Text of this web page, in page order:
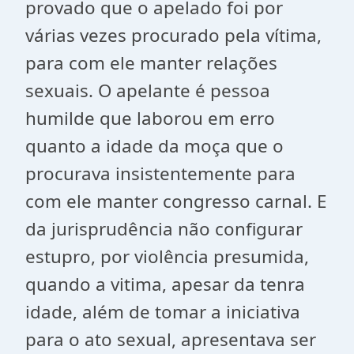
provado que o apelado foi por
várias vezes procurado pela vítima,
para com ele manter relações
sexuais. O apelante é pessoa
humilde que laborou em erro
quanto a idade da moça que o
procurava insistentemente para
com ele manter congresso carnal. E
da jurisprudência não configurar
estupro, por violência presumida,
quando a vitima, apesar da tenra
idade, além de tomar a iniciativa
para o ato sexual, apresentava ser